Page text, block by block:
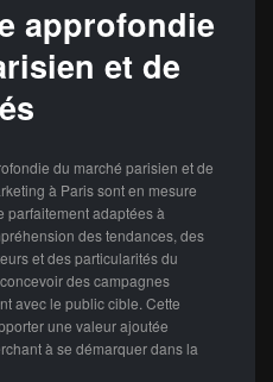
approfondie
et de
du marché parisien et de
à Paris sont en mesure
parfaitement adaptées à
des tendances, des
et des particularités du
des campagnes
avec le public cible. Cette
une valeur ajoutée
à se démarquer dans la